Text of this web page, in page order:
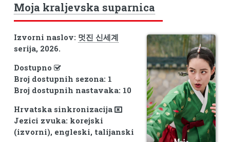
Moja kraljevska suparnica
Izvorni naslov: 멋진 신세계
serija, 2026.
Dostupno
Broj dostupnih sezona: 1
Broj dostupnih nastavaka: 10
Hrvatska sinkronizacija
Jezici zvuka: korejski
(izvorni), engleski, talijanski